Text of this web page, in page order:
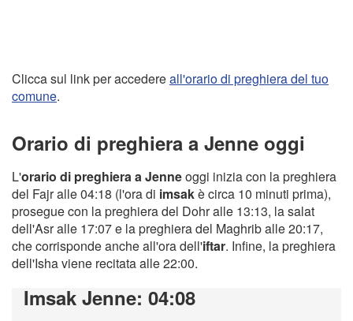
Clicca sul link per accedereall'orario di preghiera del tuo
comune.
Orario di preghiera a Jenne oggi
L'orario di preghiera a Jenneoggi inizia con la preghiera
del Fajr alle 04:18 (l'ora di imsakè circa 10 minuti prima),
prosegue con la preghiera del Dohr alle 13:13, la salat
dell'Asr alle 17:07 e la preghiera del Maghrib alle 20:17,
che corrisponde anche all'ora dell'iftar. Infine, la preghiera
dell'Isha viene recitata alle 22:00.
Imsak Jenne: 04:08